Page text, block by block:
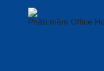
Phần mềm Office